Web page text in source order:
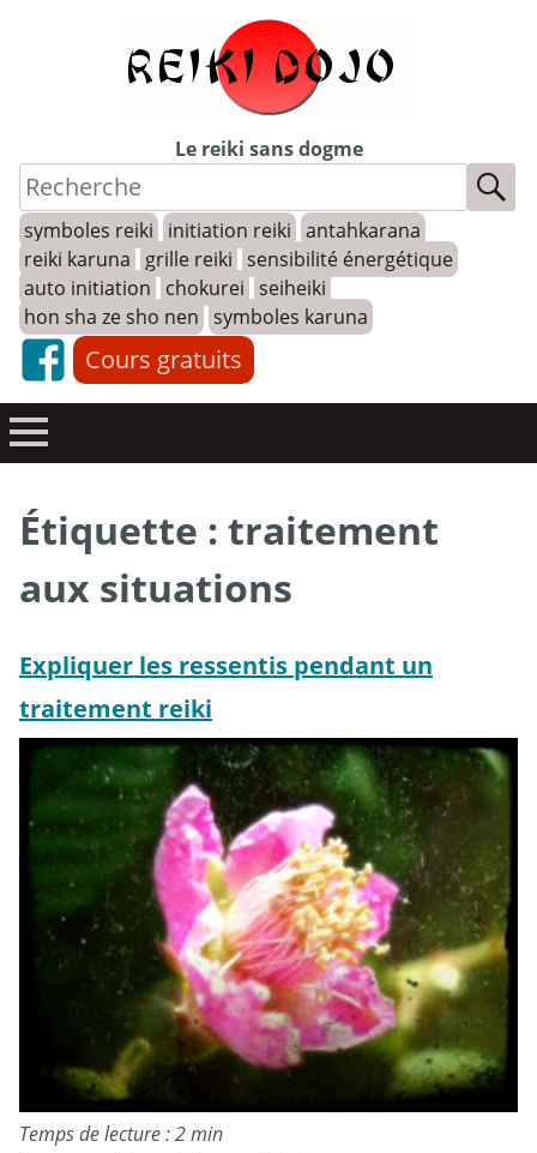
Le reiki sans dogme
symboles reiki initiation reiki antahkarana
reiki karuna
grille reiki sensibilité énergétique
auto initiation
chokurei seiheiki
hon sha ze sho nen symboles karuna
Cours gratuits
Étiquette : traitement
aux situations
Expliquer les ressentis pendant un
traitement reiki
Temps de lecture : 2 min